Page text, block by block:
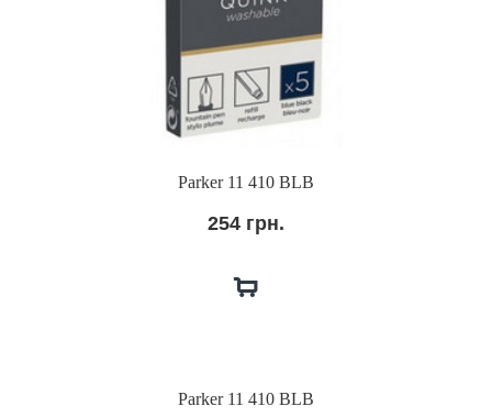
Parker 11 410 BLB
254 грн.
Parker 11 410 BLB